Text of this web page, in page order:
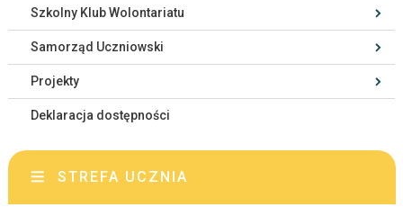
Szkolny Klub Wolontariatu
Samorząd Uczniowski
Projekty
Deklaracja dostępności
STREFA UCZNIA